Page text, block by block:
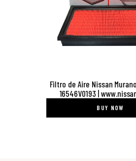
Filtro de Aire Nissan
16546V0193 |
BUY NOW